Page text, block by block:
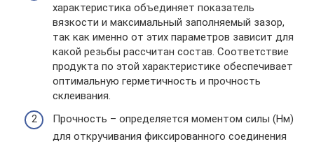
характеристика объединяет показатель
вязкости и максимальный заполняемый зазор,
так как именно от этих параметров зависит для
какой резьбы рассчитан состав. Соответствие
продукта по этой характеристике обеспечивает
оптимальную герметичность и прочность
склеивания.
Прочность – определяется моментом силы (Нм)
для откручивания фиксированного соединения